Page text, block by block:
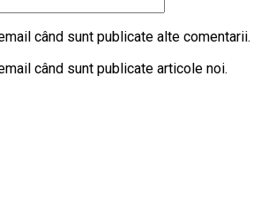
când sunt publicate alte comentarii.
când sunt publicate articole noi.